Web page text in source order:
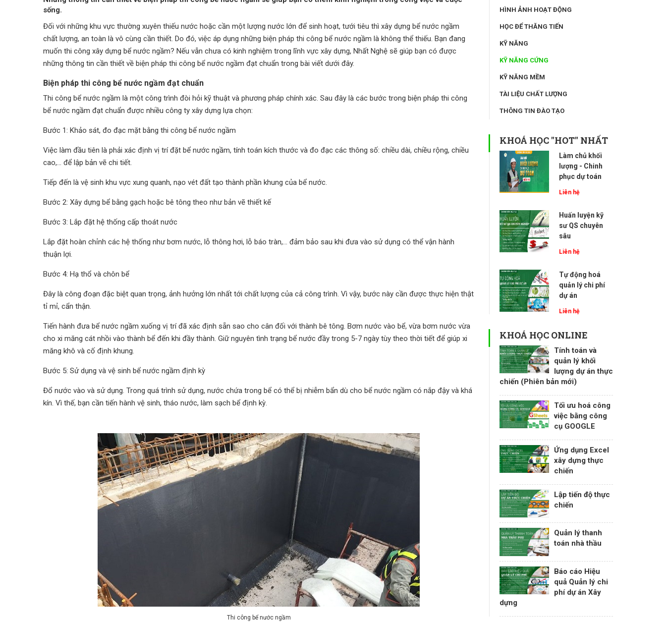
sống.
Đối với những khu vực thường xuyên thiếu nước hoặc cần một lượng nước lớn để sinh hoạt, tưới tiêu thì xây dựng bể nước ngầm
chất lượng, an toàn là vô cùng cần thiết. Do đó, việc áp dụng những biện pháp thi công bể nước ngầm là không thể thiếu. Bạn đang
muốn thi công xây dựng bể nước ngầm? Nếu vẫn chưa có kinh nghiệm trong lĩnh vực xây dựng, Nhất Nghệ sẽ giúp bạn có được
những thông tin cần thiết về biện pháp thi công bể nước ngầm đạt chuẩn trong bài viết dưới đây.
Biện pháp thi công bể nước ngầm đạt chuẩn
Thi công bể nước ngầm là một công trình đòi hỏi kỹ thuật và phương pháp chính xác. Sau đây là các bước trong biện pháp thi công
bể nước ngầm đạt chuẩn được nhiều công ty xây dựng lựa chọn:
Bước 1: Khảo sát, đo đạc mặt bằng thi công bể nước ngầm
Việc làm đầu tiên là phải xác định vị trí đặt bể nước ngầm, tính toán kích thước và đo đạc các thông số: chiều dài, chiều rộng, chiều
cao,... để lập bản vẽ chi tiết.
Tiếp đến là vệ sinh khu vực xung quanh, nạo vét đất tạo thành phần khung của bể nước.
Bước 2: Xây dựng bể bằng gạch hoặc bê tông theo như bản vẽ thiết kế
Bước 3: Lắp đặt hệ thống cấp thoát nước
Lắp đặt hoàn chỉnh các hệ thống như bơm nước, lỗ thông hơi, lỗ báo tràn,... đảm bảo sau khi đưa vào sử dụng có thể vận hành
thuận lợi.
Bước 4: Hạ thổ và chôn bể
Đây là công đoạn đặc biệt quan trọng, ảnh hưởng lớn nhất tới chất lượng của cả công trình. Vì vậy, bước này cần được thực hiện thật
tỉ mỉ, cẩn thận.
Tiến hành đưa bể nước ngầm xuống vị trí đã xác định sẵn sao cho cân đối với thành bê tông. Bơm nước vào bể, vừa bơm nước vừa
cho xi măng cát nhồi vào thành bể đến khi đầy thành. Giữ nguyên tình trạng bể nước đầy trong 5-7 ngày tùy theo thời tiết để giúp xi
măng khô và cố định khung.
Bước 5: Sử dụng và vệ sinh bể nước ngầm định kỳ
Đổ nước vào và sử dụng. Trong quá trình sử dụng, nước chứa trong bể có thể bị nhiễm bẩn dù cho bể nước ngầm có nắp đậy và khá
kín. Vì thế, bạn cần tiến hành vệ sinh, tháo nước, làm sạch bể định kỳ.
Thi công bể nước ngầm
HÌNH ẢNH HOẠT ĐỘNG
HỌC ĐỂ THĂNG TIẾN
KỸ NĂNG
KỸ NĂNG CỨNG
KỸ NĂNG MỀM
TÀI LIỆU CHẤT LƯỢNG
THÔNG TIN ĐÀO TẠO
KHOÁ HỌC "HOT" NHẤT
Làm chủ khối
lượng - Chinh
phục dự toán
Liên hệ
Huấn luyện kỹ
sư QS chuyên
sâu
Liên hệ
Tự động hoá
quản lý chi phí
dự án
Liên hệ
KHOÁ HỌC ONLINE
Tính toán và
quản lý khối
lượng dự án thực
chiến (Phiên bản mới)
Tối ưu hoá công
việc bằng công
cụ GOOGLE
Ứng dụng Excel
xây dựng thực
chiến
Lập tiến độ thực
chiến
Quản lý thanh
toán nhà thầu
Báo cáo Hiệu
quả Quản lý chi
phí dự án Xây
dựng